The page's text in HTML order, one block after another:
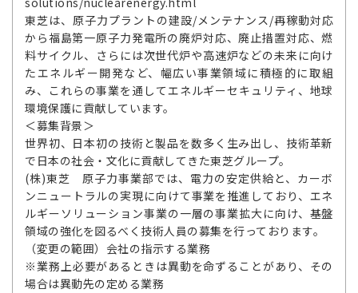
東芝は、原子力プラントの建設/メンテナンス/再稼動対応
から福島第一原子力発電所の廃炉対応、廃止措置対応、燃
料サイクル、さらには次世代炉や高速炉などの未来に向け
たエネルギー開発など、幅広い事業領域に積極的に取組
み、これらの事業を通してエネルギーセキュリティ、地球
環境保護に貢献しています。
＜募集背景＞
世界初、日本初の技術と製品を数多く生み出し、技術革新
で日本の社会・文化に貢献してきた東芝グループ。
(株)東芝 原子力事業部では、電力の安定供給と、カーボ
ンニュートラルの実現に向けて事業を推進しており、エネ
ルギーソリューション事業の一層の事業拡大に向け、基盤
領域の強化を図るべく技術人員の募集を行っております。
（変更の範囲）会社の指示する業務
※業務上必要があるときは異動を命ずることがあり、その
場合は異動先の定める業務